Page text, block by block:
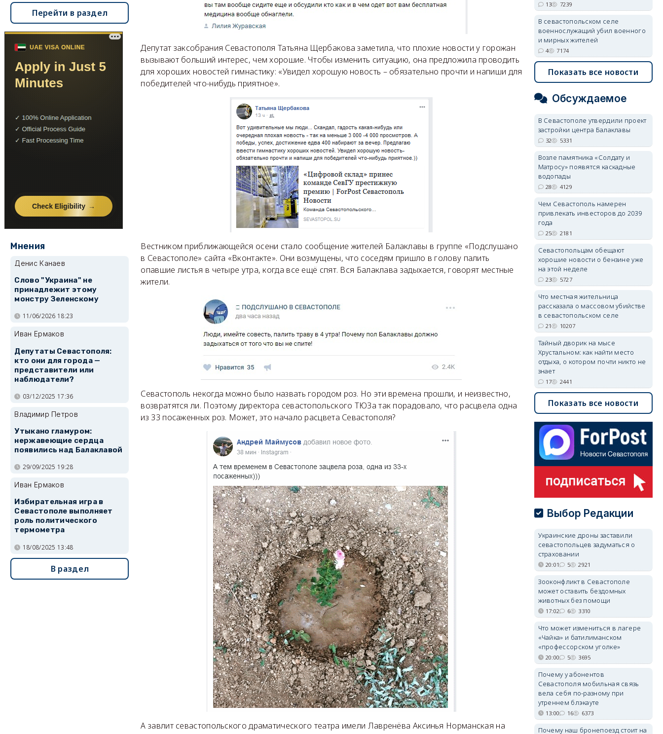
Депутат заксобрания Севастополя Татьяна Щербакова заметила, что плохие новости у горожан
вызывают больший интерес, чем хорошие. Чтобы изменить ситуацию, она предложила проводить
для хороших новостей гимнастику: «Увидел хорошую новость – обязательно прочти и напиши для
победителей что-нибудь приятное».
Вестником приближающейся осени стало сообщение жителей Балаклавы в группе «Подслушано
в Севастополе» сайта «Вконтакте». Они возмущены, что соседям пришло в голову палить
опавшие листья в четыре утра, когда все ещё спят. Вся Балаклава задыхается, говорят местные
жители.
Севастополь некогда можно было назвать городом роз. Но эти времена прошли, и неизвестно,
возвратятся ли. Поэтому директора севастопольского ТЮЗа так порадовало, что расцвела одна
из 33 посаженных роз. Может, это начало расцвета Севастополя?
А завлит севастопольского драматического театра имели Лавренёва Аксинья Норманская на
Перейти в раздел
Мнения
Денис Канаев
Слово "Украина" не
принадлежит этому
монстру Зеленскому
11/06/2026 18:23
Иван Ермаков
Депутаты Севастополя:
кто они для города —
представители или
наблюдатели?
03/12/2025 17:36
Владимир Петров
Утыкано гламуром:
нержавеющие сердца
появились над Балаклавой
29/09/2025 19:28
Иван Ермаков
Избирательная игра в
Севастополе выполняет
роль политического
термометра
18/08/2025 13:48
В раздел
13 7239
В севастопольском селе
военнослужащий убил военного
и мирных жителей
4 7174
Показать все новости
Обсуждаемое
В Севастополе утвердили проект
застройки центра Балаклавы
32 5331
Возле памятника «Солдату и
Матросу» появятся каскадные
водопады
28 4129
Чем Севастополь намерен
привлекать инвесторов до 2039
года
25 2181
Севастопольцам обещают
хорошие новости о бензине уже
на этой неделе
23 5727
Что местная жительница
рассказала о массовом убийстве
в севастопольском селе
21 10207
Тайный дворик на мысе
Хрустальном: как найти место
отдыха, о котором почти никто не
знает
17 2441
Показать все новости
Выбор Редакции
Украинские дроны заставили
севастопольцев задуматься о
страховании
20:01 5 2921
Зооконфликт в Севастополе
может оставить бездомных
животных без помощи
17:02 6 3310
Что может измениться в лагере
«Чайка» и батилиманском
«профессорском уголке»
20:00 5 3695
Почему у абонентов
Севастополя мобильная связь
вела себя по-разному при
утреннем блэкауте
13:00 16 6373
Почему наш бронепоезд стоит на